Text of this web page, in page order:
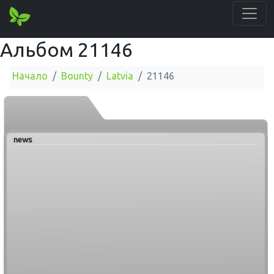
Альбом 21146
Начало Bounty Latvia 21146
news